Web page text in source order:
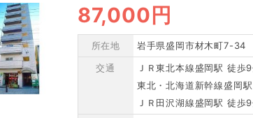
87,000円
所在地
岩手県盛岡市材木町7-34
交通
ＪＲ東北本線盛岡駅 徒歩
東北・北海道新幹線盛岡
ＪＲ田沢湖線盛岡駅 徒歩